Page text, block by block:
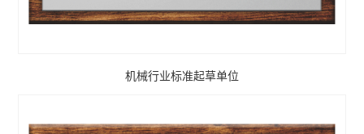
机械行业标准起草单位